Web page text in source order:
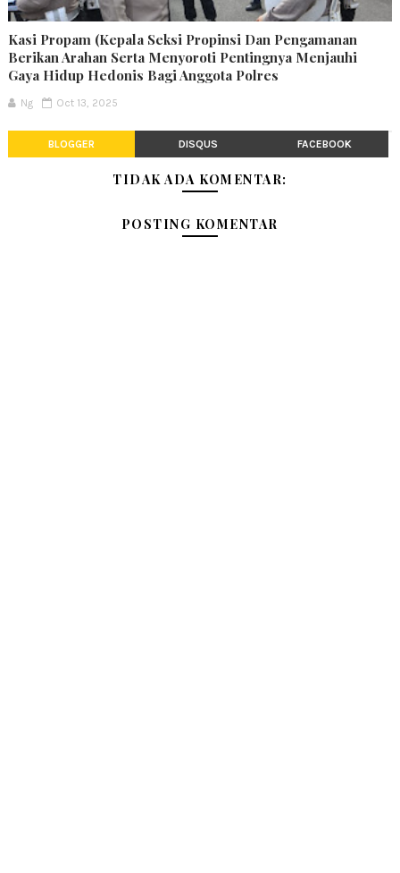
Kasi Propam (Kepala Seksi Propinsi Dan Pengamanan
Berikan Arahan Serta Menyoroti Pentingnya Menjauhi
Gaya Hidup Hedonis Bagi Anggota Polres
Ng Oct 13, 2025
BLOGGER DISQUS FACEBOOK
TIDAK ADA KOMENTAR:
POSTING KOMENTAR